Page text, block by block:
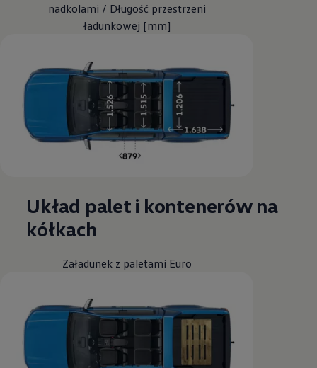
nadkolami / Długość przestrzeni
ładunkowej [mm]
Układ palet i kontenerów na
kółkach
Załadunek z paletami Euro